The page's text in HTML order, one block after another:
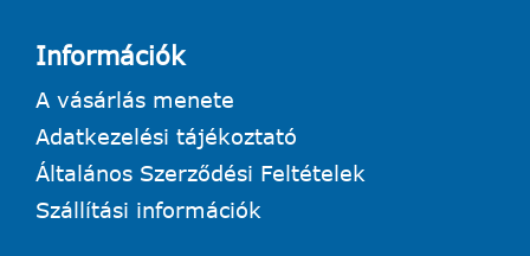
Információk
A vásárlás menete
Adatkezelési tájékoztató
Általános Szerződési Feltételek
Szállítási információk